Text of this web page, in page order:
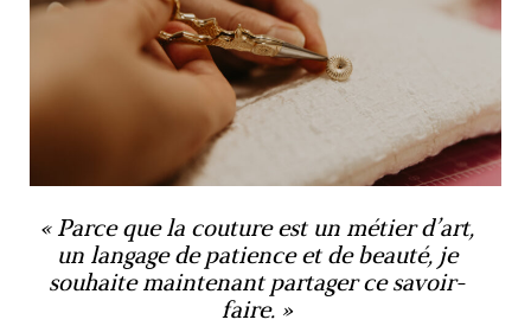
Parce que la couture est un métier d’art,
un langage de patience et de beauté, je
souhaite maintenant partager ce savoir-
faire.